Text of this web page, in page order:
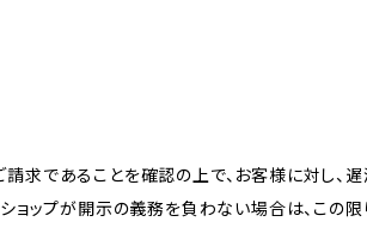
求であることを確認の上で、お客様に対し、
ョップが開示の義務を負わない場合は、この